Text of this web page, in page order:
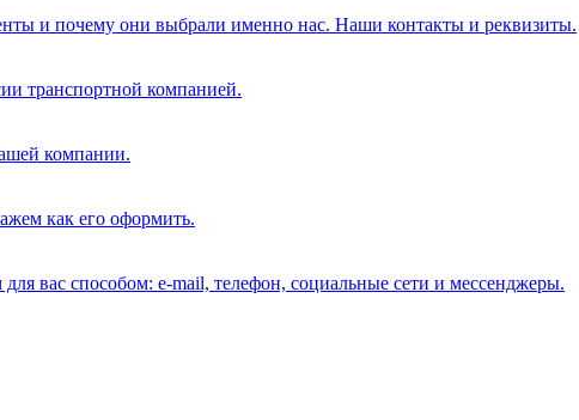
и почему они выбрали именно нас. Наши контакты и реквизиты.
транспортной компанией.
компании.
как его оформить.
вас способом: e-mail, телефон, социальные сети и мессенджеры.